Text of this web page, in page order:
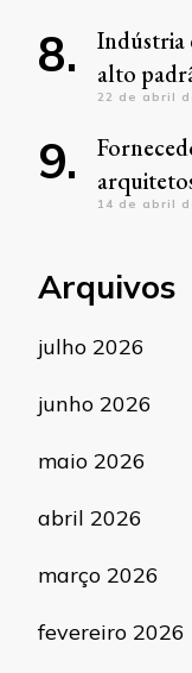
Indústria
alto
22 de abril
14 de abril
Arquivos
julho 2026
junho 2026
maio 2026
abril 2026
março 2026
fevereiro 2026